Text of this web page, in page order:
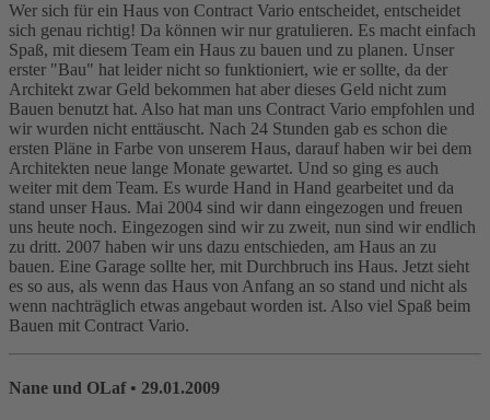
Wer sich für ein Haus von Contract Vario entscheidet, entscheidet
sich genau richtig! Da können wir nur gratulieren. Es macht einfach
Spaß, mit diesem Team ein Haus zu bauen und zu planen. Unser
erster "Bau" hat leider nicht so funktioniert, wie er sollte, da der
Architekt zwar Geld bekommen hat aber dieses Geld nicht zum
Bauen benutzt hat. Also hat man uns Contract Vario empfohlen und
wir wurden nicht enttäuscht. Nach 24 Stunden gab es schon die
ersten Pläne in Farbe von unserem Haus, darauf haben wir bei dem
Architekten neue lange Monate gewartet. Und so ging es auch
weiter mit dem Team. Es wurde Hand in Hand gearbeitet und da
stand unser Haus. Mai 2004 sind wir dann eingezogen und freuen
uns heute noch. Eingezogen sind wir zu zweit, nun sind wir endlich
zu dritt. 2007 haben wir uns dazu entschieden, am Haus an zu
bauen. Eine Garage sollte her, mit Durchbruch ins Haus. Jetzt sieht
es so aus, als wenn das Haus von Anfang an so stand und nicht als
wenn nachträglich etwas angebaut worden ist. Also viel Spaß beim
Bauen mit Contract Vario.
Nane und OLaf• 29.01.2009